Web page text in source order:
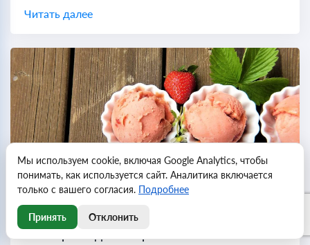
коммунистических странах по всему миру. Во
время холодной войны "порабощенной нацией"
Читать далее
Мы используем cookie, включая Google Analytics, чтобы
понимать, как используется сайт. Аналитика включается
только с вашего согласия. Подробнее
Принять Отклонить